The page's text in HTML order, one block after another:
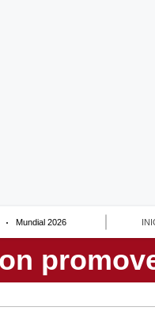
Mundial 2026